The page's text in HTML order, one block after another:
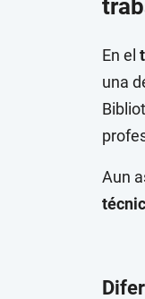
En el
una
Aun